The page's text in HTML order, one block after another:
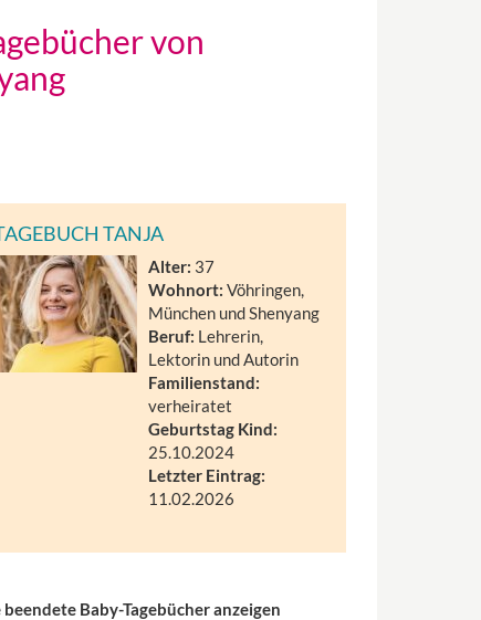
von
TANJA
Alter: 37
Wohnort: Vöhringen,
München und Shenyang
Beruf: Lehrerin,
Lektorin und Autorin
Familienstand:
verheiratet
Geburtstag Kind:
25.10.2024
Letzter Eintrag:
11.02.2026
beendete Baby-Tagebücher anzeigen